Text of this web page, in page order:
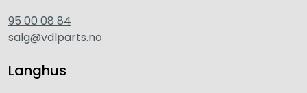
95 00 08 84
salg@vdlparts.no
Langhus